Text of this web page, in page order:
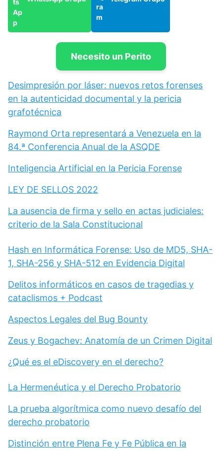
Necesito un Perito
Desimpresión por láser: nuevos retos forenses
en la autenticidad documental y la pericia
grafotécnica
Raymond Orta representará a Venezuela en la
84.ª Conferencia Anual de la ASQDE
Inteligencia Artificial en la Pericia Forense
LEY DE SELLOS 2022
La ausencia de firma y sello en actas judiciales:
criterio de la Sala Constitucional
Hash en Informática Forense: Uso de MD5, SHA-
1, SHA-256 y SHA-512 en Evidencia Digital
Delitos informáticos en casos de tragedias y
cataclismos + Podcast
Aspectos Legales del Bug Bounty
Zeus y Bogachev: Anatomía de un Crimen Digital
¿Qué es el eDiscovery en el derecho?
La Hermenéutica y el Derecho Probatorio
La prueba algorítmica como nuevo desafío del
derecho probatorio
Distinción entre Plena Fe y Fe Pública en la